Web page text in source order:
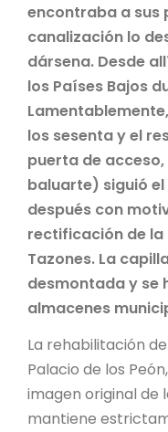
encontraba a sus
canalización lo
dársena. Desde
los Países Bajos
los sesenta y el
puerta de
baluarte) siguió
después con
rectificación de
Tazones. La
desmontada y se
almacenes
La rehabilitación
Palacio de los
imagen original de
mantiene